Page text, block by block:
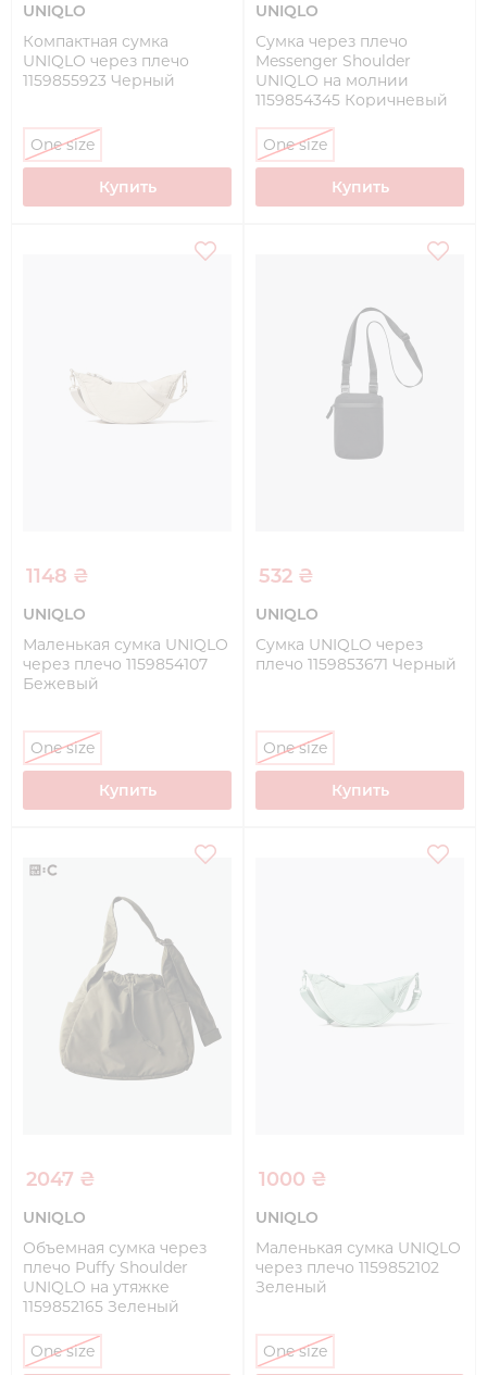
UNIQLO
Компактная сумка
UNIQLO через плечо
1159855923 Черный
One size
Купить
UNIQLO
Сумка через плечо
Messenger Shoulder
UNIQLO на молнии
1159854345 Коричневый
One size
Купить
1148 ₴
UNIQLO
Маленькая сумка UNIQLO
через плечо 1159854107
Бежевый
One size
Купить
532 ₴
UNIQLO
Сумка UNIQLO через
плечо 1159853671 Черный
One size
Купить
2047 ₴
UNIQLO
Объемная сумка через
плечо Puffy Shoulder
UNIQLO на утяжке
1159852165 Зеленый
One size
1000 ₴
UNIQLO
Маленькая сумка UNIQLO
через плечо 1159852102
Зеленый
One size